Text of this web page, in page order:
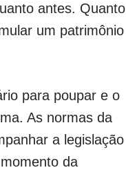
antes. Quanto
um patrimônio
para poupar e o
As normas da
a legislação
da